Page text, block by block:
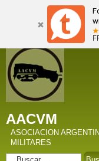
AACVM
ASOCIACION
MILITARES